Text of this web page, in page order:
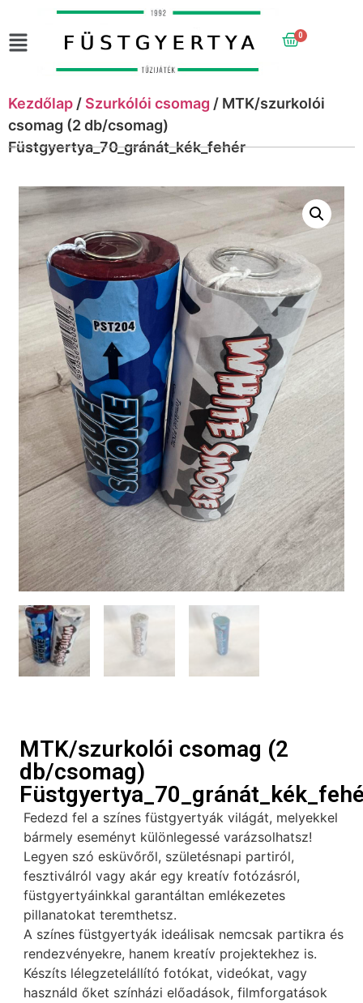
0
Kezdőlap / Szurkólói csomag / MTK/szurkolói
csomag (2 db/csomag)
Füstgyertya_70_gránát_kék_fehér
MTK/szurkolói csomag (2
db/csomag)
Fedezd fel a színes füstgyertyák világát, melyekkel
bármely eseményt különlegessé varázsolhatsz!
Legyen szó esküvőről, születésnapi partiról,
fesztiválról vagy akár egy kreatív fotózásról,
füstgyertyáinkkal garantáltan emlékezetes
pillanatokat teremthetsz.
A színes füstgyertyák ideálisak nemcsak partikra és
rendezvényekre, hanem kreatív projektekhez is.
Készíts lélegzetelállító fotókat, videókat, vagy
használd őket színházi előadások, filmforgatások